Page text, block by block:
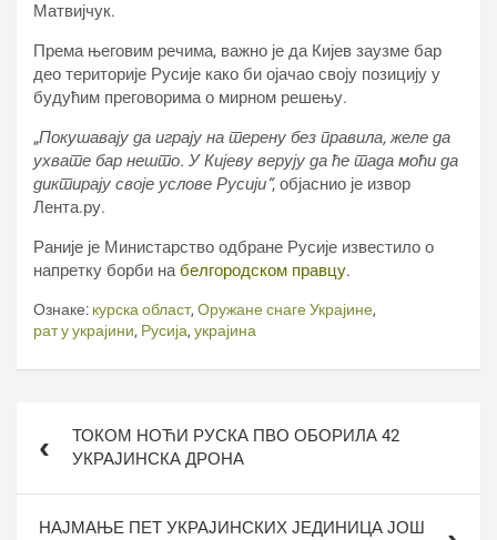
Матвијчук.
Према његовим речима, важно је да Кијев заузме бар
део територије Русије како би ојачао своју позицију у
будућим преговорима о мирном решењу.
„Покушавају да играју на терену без правила, желе да
ухвате бар нешто. У Кијеву верују да ће тада моћи да
диктирају своје услове Русији“, објаснио је извор
Лента.ру.
Раније је Министарство одбране Русије известило о
напретку борби набелгородском правцу.
Ознаке: курска област, Оружане снаге Украјине,
рат у украјини, Русија, украјина
чланкаТОКОМ НОЋИ РУСКА ПВО ОБОРИЛА 42
УКРАЈИНСКА ДРОНА
НАЈМАЊЕ ПЕТ УКРАЈИНСКИХ ЈЕДИНИЦА ЈОШ